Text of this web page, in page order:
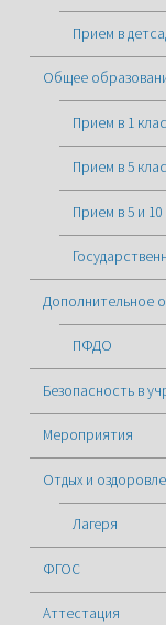
Прием в
Общее
Прием в 1
Прием в 5
Прием в 5 и 10
Дополнительное
ПФДО
Безопасность в
Мероприятия
Отдых и
Лагеря
ФГОС
Аттестация